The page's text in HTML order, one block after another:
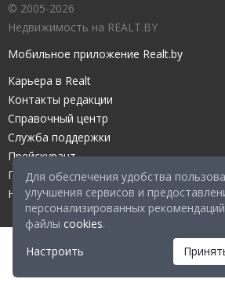
Для обеспечения удобства
улучшения сервисов и
персонализированных
файлы cookies.
Настроить
© 2005-2026
Недвижимость на REALT.BY
Мобильное приложение Realt.by
Карьера в Realt
Контакты редакции
Справочный центр
Служба поддержки
Прейскурант
Правовые документы
Настройка файлов cookies